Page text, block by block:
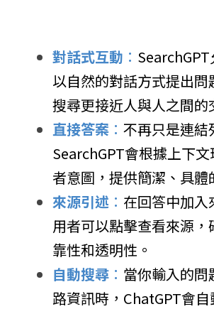
對話式互動 ：
以自然的對話方式提出
搜尋更接近人與人之間的
直接答案 ： 不再只是連結
SearchGPT會根據上下
者意圖，提供簡潔、具體
來源引述 ： 在回答中加
用者可以點擊查看來源，
靠性和透明性。
自動搜尋 ： 當你輸入的問
路資訊時，ChatGPT會